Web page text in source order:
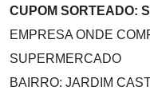
CUPOM SORTEADO:
EMPRESA ONDE
SUPERMERCADO
BAIRRO: JARDIM